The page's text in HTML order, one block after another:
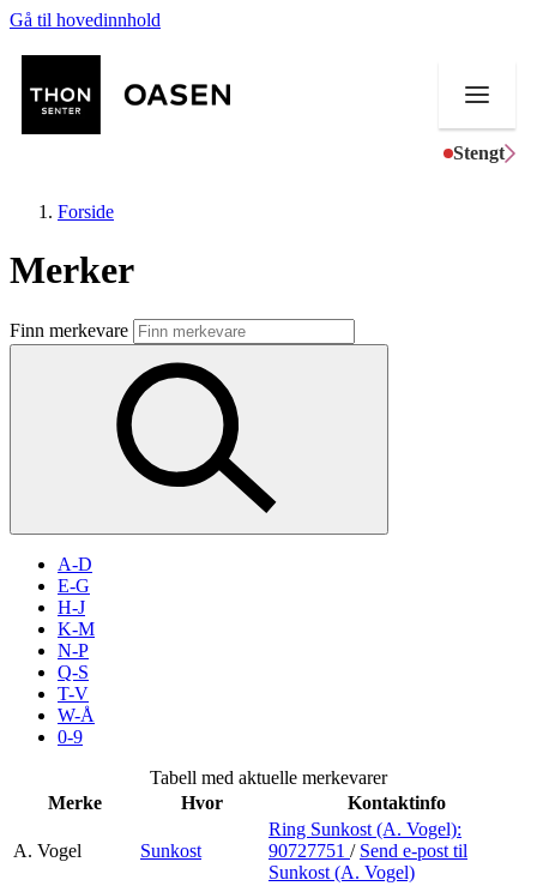
Gå til hovedinnhold
Stengt
Butikker
Mat og drikke
Aktiviteter
Inspirasjon
Søk
Praktisk informasjon
Ledige stillinger
Forside
Merker
Finn merkevare
A-D
E-G
H-J
K-M
N-P
Q-S
T-V
W-Å
0-9
Tabell med aktuelle merkevarer
Merke
Hvor Kontaktinfo
A. Vogel Sunkost
Ring Sunkost (A. Vogel):
90727751 / Send e-post til
Sunkost (A. Vogel)